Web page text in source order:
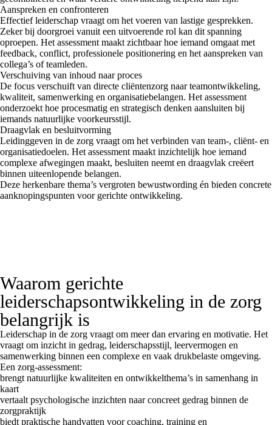
Aanspreken en confronteren
Effectief leiderschap vraagt om het voeren van lastige gesprekken.
Zeker bij doorgroei vanuit een uitvoerende rol kan dit spanning
oproepen. Het assessment maakt zichtbaar hoe iemand omgaat met
feedback, conflict, professionele positionering en het aanspreken van
collega’s of teamleden.
Verschuiving van inhoud naar proces
De focus verschuift van directe cliëntenzorg naar teamontwikkeling,
kwaliteit, samenwerking en organisatiebelangen. Het assessment
onderzoekt hoe procesmatig en strategisch denken aansluiten bij
iemands natuurlijke voorkeursstijl.
Draagvlak en besluitvorming
Leidinggeven in de zorg vraagt om het verbinden van team-, cliënt- en
organisatiedoelen. Het assessment maakt inzichtelijk hoe iemand
complexe afwegingen maakt, besluiten neemt en draagvlak creëert
binnen uiteenlopende belangen.
Deze herkenbare thema’s vergroten bewustwording én bieden concrete
aanknopingspunten voor gerichte ontwikkeling.
Waarom gerichte
leiderschapsontwikkeling in de zorg
belangrijk is
Leiderschap in de zorg vraagt om meer dan ervaring en motivatie. Het
vraagt om inzicht in gedrag, leiderschapsstijl, leervermogen en
samenwerking binnen een complexe en vaak drukbelaste omgeving.
Een zorg-assessment:
brengt natuurlijke kwaliteiten en ontwikkelthema’s in samenhang in
kaart
vertaalt psychologische inzichten naar concreet gedrag binnen de
zorgpraktijk
biedt praktische handvatten voor coaching, training en